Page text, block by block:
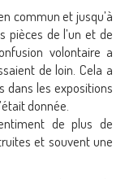
commun et jusqu’à
de l’un et de
volontaire a
de loin. Cela a
dans les expositions
donnée.
de plus de
et souvent une